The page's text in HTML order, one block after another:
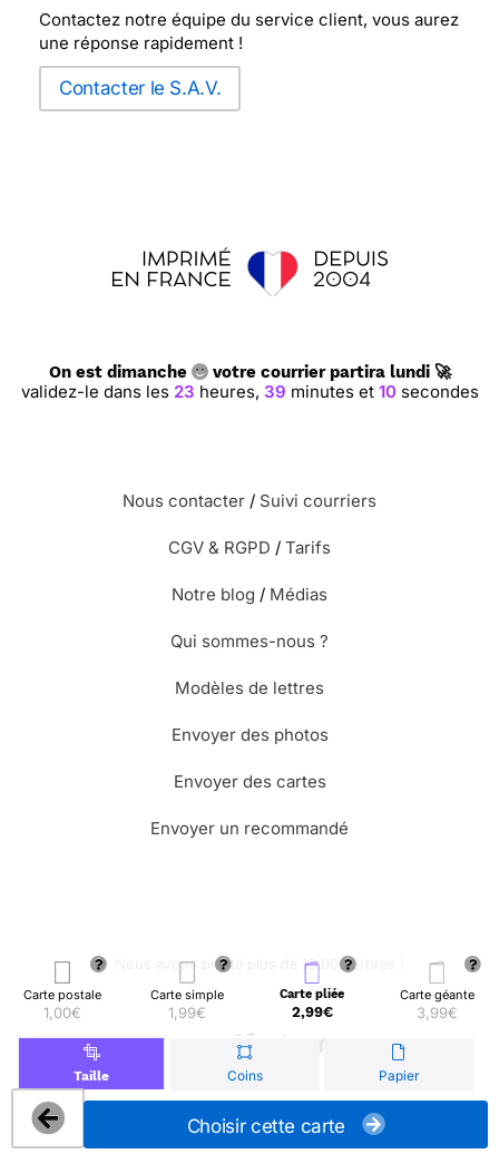
Carte postale
1,00€
Carte simple
1,99€
Carte pliée
2,99€
Carte géante
3,99€
Taille Coins Papier
Choisir cette carte
Contactez notre équipe du service client, vous aurez
une réponse rapidement !
Contacter le S.A.V.
On est dimanche votre courrier partira lundi 🚀
validez-le dans les23 heures,39 minutes et9secondes
Nous contacter / Suivi courriers
CGV & RGPD / Tarifs
Notre blog / Médias
Qui sommes-nous ?
Modèles de lettres
Envoyer des photos
Envoyer des cartes
Envoyer un recommandé
🌳 Nous avons planté plus de 13.000 arbres !
© Merci Facteur